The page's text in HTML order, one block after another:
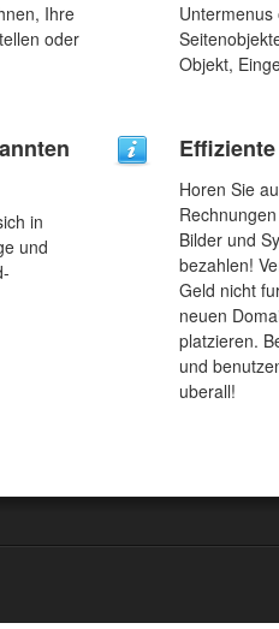
Ihre
oder
Objekt,
in
und
Horen Sie
Bilder und
bezahlen!
Geld nicht
neuen
platzieren.
und
uberall!